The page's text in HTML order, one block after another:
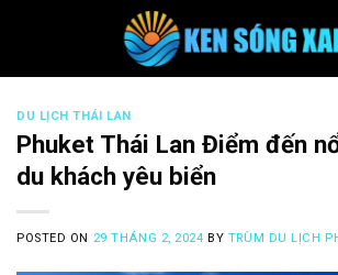
DU LỊCH THÁI LAN
Phuket Thái Lan Điểm đến
du khách yêu biển
POSTED ON 29 THÁNG 2, 2024 BY TRÙM DU LỊCH